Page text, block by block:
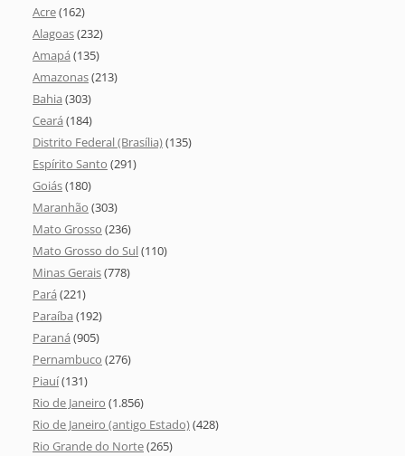
Acre(162)
Alagoas(232)
Amapá (135)
Amazonas(213)
Bahia (303)
Ceará (184)
Distrito Federal (Brasília)(135)
Espírito Santo (291)
Goiás(180)
Maranhão (303)
Mato Grosso (236)
Mato Grosso do Sul(110)
Minas Gerais(778)
Pará (221)
Paraíba (192)
Paraná (905)
Pernambuco (276)
Piauí(131)
Rio de Janeiro (1.856)
Rio de Janeiro (antigo Estado)(428)
Rio Grande do Norte(265)